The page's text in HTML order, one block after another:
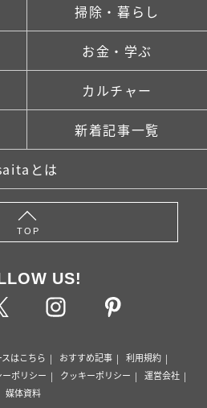
掃除・暮らし
お金・学ぶ
カルチャー
新着記事一覧
とは
TOP
US!
はこちら おすすめ記事
利用規約
ポリシー クッキーポリシー
運営会社
媒体資料